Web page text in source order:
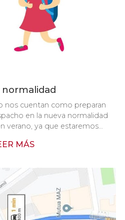
normalidad
nos cuentan como preparan
en la nueva normalidad
verano, ya que estaremos
con tranquilidad.
MÁS